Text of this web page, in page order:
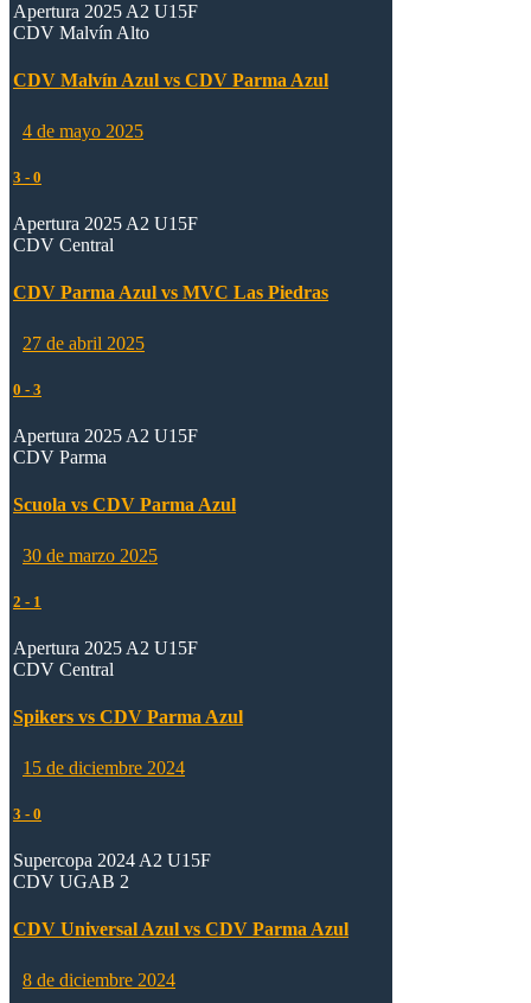
Apertura 2025 A2 U15F
CDV Malvín Alto
CDV Malvín Azul vs CDV Parma Azul
4 de mayo 2025
3 - 0
Apertura 2025 A2 U15F
CDV Central
CDV Parma Azul vs MVC Las Piedras
27 de abril 2025
0 - 3
Apertura 2025 A2 U15F
CDV Parma
Scuola vs CDV Parma Azul
30 de marzo 2025
2 - 1
Apertura 2025 A2 U15F
CDV Central
Spikers vs CDV Parma Azul
15 de diciembre 2024
3 - 0
Supercopa 2024 A2 U15F
CDV UGAB 2
CDV Universal Azul vs CDV Parma Azul
8 de diciembre 2024